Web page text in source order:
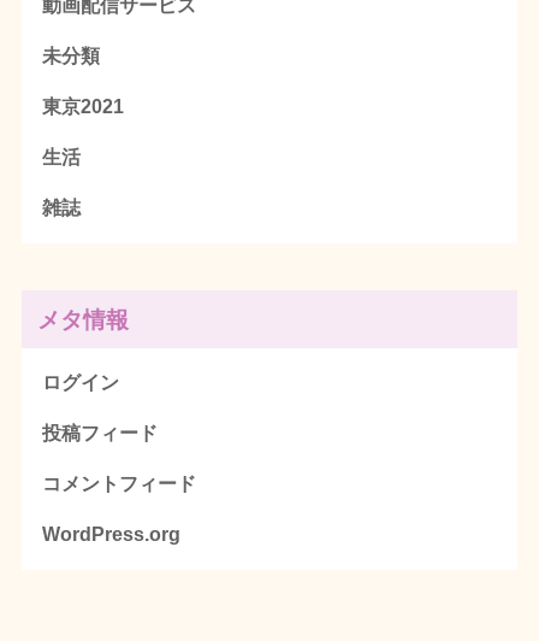
動画配信サービス
未分類
東京2021
生活
雑誌
メタ情報
ログイン
投稿フィード
コメントフィード
WordPress.org